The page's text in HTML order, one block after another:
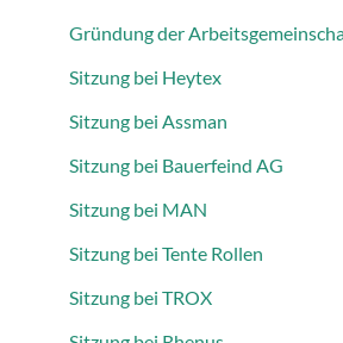
Gründung der
Sitzung bei Heytex
Sitzung bei Assman
Sitzung bei Bauerfeind AG
Sitzung bei MAN
Sitzung bei Tente Rollen
Sitzung bei TROX